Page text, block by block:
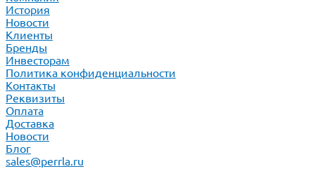
История
Новости
Клиенты
Бренды
Инвесторам
Политика конфиденциальности
Контакты
Реквизиты
Оплата
Доставка
Новости
Блог
sales@perrla.ru